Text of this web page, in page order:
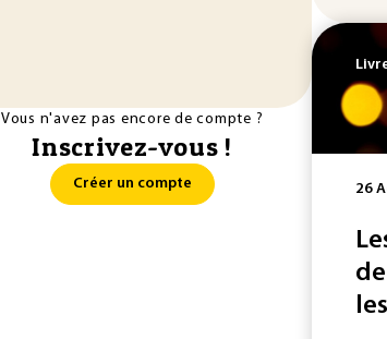
Vous n'avez pas encore de compte ?
Inscrivez-vous !
Créer un compte 26